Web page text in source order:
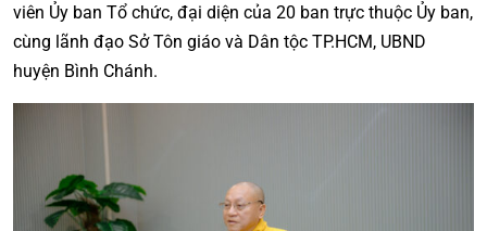
viên Ủy ban Tổ chức, đại diện của 20 ban trực thuộc Ủy ban,
cùng lãnh đạo Sở Tôn giáo và Dân tộc TP.HCM, UBND
huyện Bình Chánh.